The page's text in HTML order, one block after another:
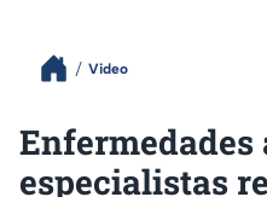
Video
Enfermedades
especialistas